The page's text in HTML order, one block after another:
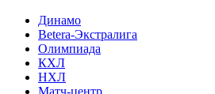
Динамо
Betera-Экстралига
Олимпиада
КХЛ
НХЛ
Матч-центр